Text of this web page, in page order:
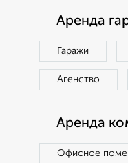
Аренда
Гаражи
Агенство
Аренда
Офисное